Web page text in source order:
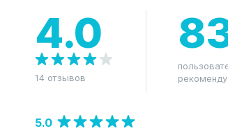
4.0
14 отзывов
5.0